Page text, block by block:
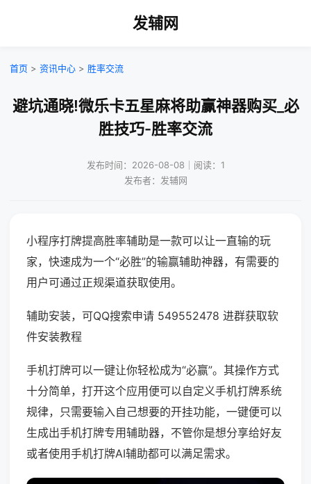
发辅网
首页 > 资讯中心 > 胜率交流
避坑通晓!微乐卡五星麻将助赢神器购买_必
胜技巧-胜率交流
发布时间：2026-08-08｜阅读：1
发布者：发辅网
小程序打牌提高胜率辅助是一款可以让一直输的玩
家，快速成为一个“必胜”的输赢辅助神器，有需要的
用户可通过正规渠道获取使用。
辅助安装，可QQ搜索申请 549552478 进群获取软
件安装教程
手机打牌可以一键让你轻松成为“必赢”。其操作方式
十分简单，打开这个应用便可以自定义手机打牌系统
规律，只需要输入自己想要的开挂功能，一键便可以
生成出手机打牌专用辅助器，不管你是想分享给好友
或者使用手机打牌AI辅助都可以满足需求。